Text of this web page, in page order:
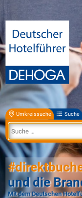
Umkreissuche Suche
und die
Mit dem Deutschen